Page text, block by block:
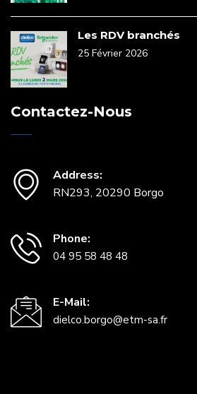
Les RDV branchés
25 Février 2026
Contactez-Nous
Address:
RN293, 20290 Borgo
Phone:
04 95 58 48 48
E-Mail:
dielco.borgo@etm-sa.fr